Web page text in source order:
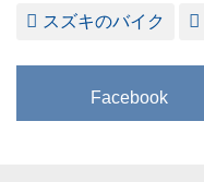
スズキのバイク
Facebook